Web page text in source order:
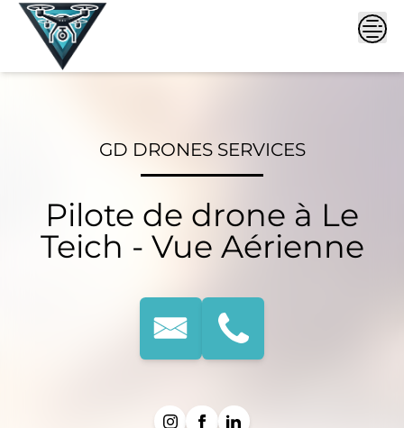
Skip
GD DRONES SERVICES
Pilote de drone à Le
Teich - Vue Aérienne